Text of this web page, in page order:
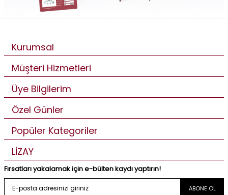
Kurumsal
Müşteri Hizmetleri
Üye Bilgilerim
Özel Günler
Popüler Kategoriler
LİZAY
Fırsatları yakalamak için e-bülten kaydı yaptırın!
ABONE OL